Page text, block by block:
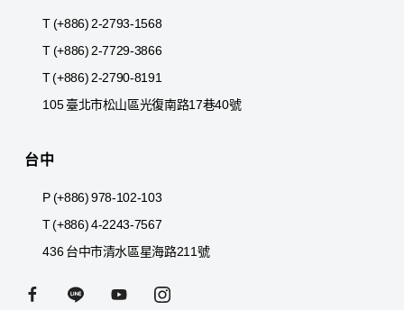
T (+886) 2-2793-1568
T (+886) 2-7729-3866
T (+886) 2-2790-8191
105 臺北市松山區光復南路17巷40號
台中
P (+886) 978-102-103
T (+886) 4-2243-7567
436 台中市清水區星海路211號